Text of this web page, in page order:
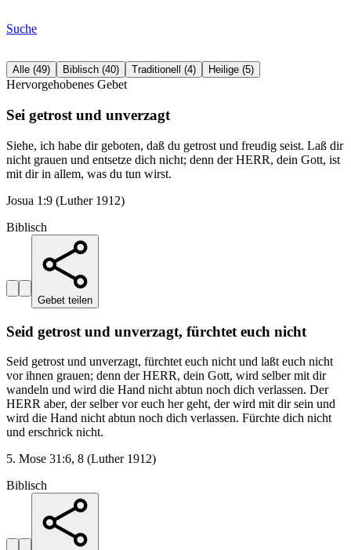
Suche
Alle (49) Biblisch (40) Traditionell (4) Heilige (5)
Hervorgehobenes Gebet
Sei getrost und unverzagt
Siehe, ich habe dir geboten, daß du getrost und freudig seist. Laß dir
nicht grauen und entsetze dich nicht; denn der HERR, dein Gott, ist
mit dir in allem, was du tun wirst.
Josua 1:9 (Luther 1912)
Biblisch
Gebet teilen
Seid getrost und unverzagt, fürchtet euch nicht
Seid getrost und unverzagt, fürchtet euch nicht und laßt euch nicht
vor ihnen grauen; denn der HERR, dein Gott, wird selber mit dir
wandeln und wird die Hand nicht abtun noch dich verlassen. Der
HERR aber, der selber vor euch her geht, der wird mit dir sein und
wird die Hand nicht abtun noch dich verlassen. Fürchte dich nicht
und erschrick nicht.
5. Mose 31:6, 8 (Luther 1912)
Biblisch